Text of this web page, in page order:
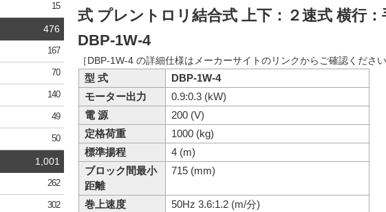
15
476
167
70
140
49
50
1,001
262
302
式 プレントロリ結合式 上下：２速式 横行：
DBP-1W-4
［DBP-1W-4 の詳細仕様はメーカーサイトのリンクからご確認ください
型 式
DBP-1W-4
モーター出力
0.9:0.3 (kW)
電 源
200 (V)
定格荷重
1000 (kg)
標準揚程
4 (m)
ブロック間最小
距離
715 (mm)
巻上速度
50Hz 3.6:1.2 (m/分)